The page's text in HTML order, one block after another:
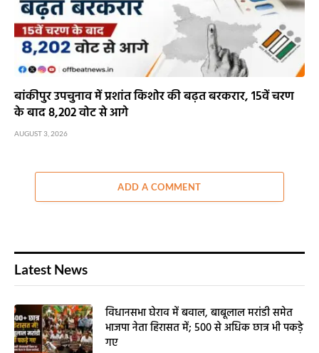
बांकीपुर उपचुनाव में प्रशांत किशोर की बढ़त बरकरार, 15वें चरण
के बाद 8,202 वोट से आगे
AUGUST 3, 2026
ADD A COMMENT
Latest News
विधानसभा घेराव में बवाल, बाबूलाल मरांडी समेत
भाजपा नेता हिरासत में; 500 से अधिक छात्र भी पकड़े
गए